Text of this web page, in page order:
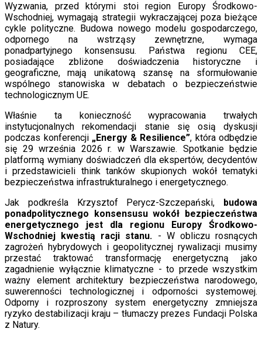
Wyzwania, przed którymi stoi region Europy Środkowo-
Wschodniej, wymagają strategii wykraczającej poza bieżące
cykle polityczne. Budowa nowego modelu gospodarczego,
odpornego na wstrząsy zewnętrzne, wymaga
ponadpartyjnego konsensusu. Państwa regionu CEE,
posiadające zbliżone doświadczenia historyczne i
geograficzne, mają unikatową szansę na sformułowanie
wspólnego stanowiska w debatach o bezpieczeństwie
technologicznym UE.
Właśnie ta konieczność wypracowania trwałych
instytucjonalnych rekomendacji stanie się osią dyskusji
podczas konferencji „Energy &Resilience”, która odbędzie
się 29 września 2026 r. w Warszawie. Spotkanie będzie
platformą wymiany doświadczeń dla ekspertów, decydentów
i przedstawicieli think tanków skupionych wokół tematyki
bezpieczeństwa infrastrukturalnego i energetycznego.
Jak podkreśla Krzysztof Perycz-Szczepański,
budowa
ponadpolitycznego konsensusu wokół bezpieczeństwa
energetycznego jest dla regionu Europy Środkowo-
Wschodniej kwestią racji stanu. - W obliczu rosnących
zagrożeń hybrydowych i geopolitycznej rywalizacji musimy
przestać traktować transformację energetyczną jako
zagadnienie wyłącznie klimatyczne - to przede wszystkim
ważny element architektury bezpieczeństwa narodowego,
suwerenności technologicznej i odporności systemowej.
Odporny i rozproszony system energetyczny zmniejsza
ryzyko destabilizacji kraju – tłumaczy prezes Fundacji Polska
z Natury.